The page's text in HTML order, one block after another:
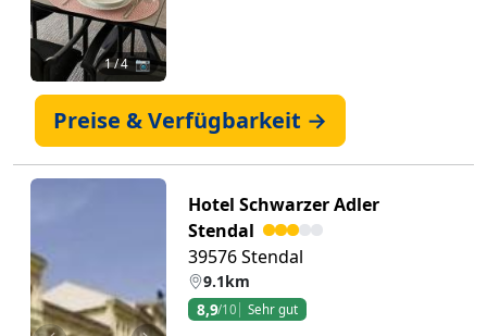
1/ 4 📷
Preise & Verfügbarkeit →
Hotel Schwarzer Adler
Stendal
39576 Stendal
9.1km
8,9/10 Sehr gut